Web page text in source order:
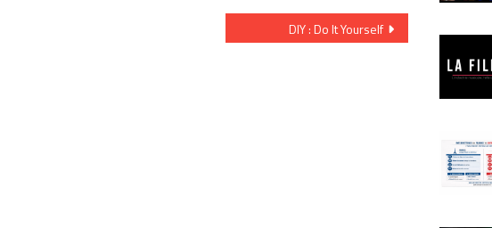
DIY : Do It Yourself